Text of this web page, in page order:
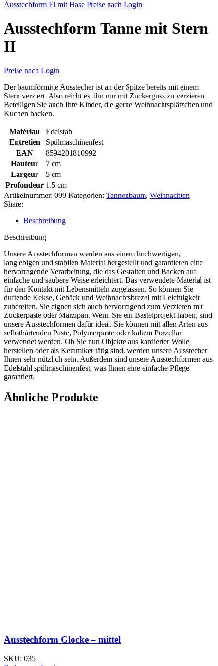
Ausstechform Ei mit Hase Preise nach Login
Ausstechform Tanne mit Stern
II
Preise nach Login
Der baumförmige Ausstecher ist an der Spitze bereits mit einem
Stern verziert. Also reicht es, ihn nur mit Zuckerguss zu verzieren.
Beteiligen Sie auch Ihre Kinder, die gerne Weihnachtsplätzchen und
Kuchen backen.
Matériau
Edelstahl
Entretien
Spülmaschinenfest
EAN
8594201810992
Hauteur
7 cm
Largeur
5 cm
Profondeur 1.5 cm
Artikelnummer: 099 Kategorien: Tannenbaum, Weihnachten
Share:
Beschreibung
Beschreibung
Unsere Ausstechformen werden aus einem hochwertigen,
langlebigen und stabilen Material hergestellt und garantieren eine
hervorragende Verarbeitung, die das Gestalten und Backen auf
einfache und saubere Weise erleichtert. Das verwendete Material ist
für den Kontakt mit Lebensmitteln zugelassen. So können Sie
duftende Kekse, Gebäck und Weihnachtsbrezel mit Leichtigkeit
zubereiten. Sie eignen sich auch hervorragend zum Verzieren mit
Zuckerpaste oder Marzipan. Wenn Sie ein Bastelprojekt haben, sind
unsere Ausstechformen dafür ideal. Sie können mit allen Arten aus
selbsthärtenden Paste, Polymerpaste oder kaltem Porzellan
verwendet werden. Ob Sie nun Objekte aus kardierter Wolle
herstellen oder als Keramiker tätig sind, werden unsere Ausstecher
Ihnen sehr nützlich sein. Außerdem sind unsere Ausstechformen aus
Edelstahl spülmaschinenfest, was Ihnen eine einfache Pflege
garantiert.
Ähnliche Produkte
Ausstechform Glocke – mittel
SKU: 035